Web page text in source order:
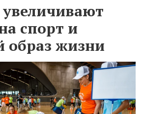
увеличивают
спорт и
образ жизни